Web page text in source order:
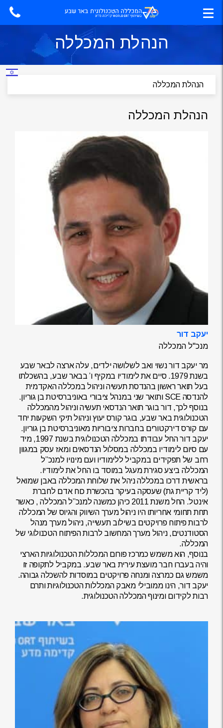
הנהלת המכללה
הנהלת המכללה
יעקב דור
מנכ"ל המכללה
מר יעקב דור נשוי ואב לשלושה ילדים, עלה ארצה לבאר שבע
בשנת 1979. סיים את לימודיו במקיף ו’ בבאר שבע, בהשכלתו
בעל תואר ראשון בהנדסת תעשיה וניהול במכללה האקדמית
להנדסה SCE ותואר שני במנהל ציבורי באוניברסיטת בן גוריון.
בנוסף לכך, דור בוגר תואר הנדסאי תעשיה וניהול מהמכללה
הטכנולוגית באר שבע, בוגר קורס יעוץ וניהול תיקי השקעות יחד
עם קורס דירקטורים בחברות ציבוריות מאוניברסיטת בן גוריון.
יעקב דור החל עבודתו במכללה הטכנולוגית בשנת 1997, מיד
עם סיום לימודיו במכללה במסלול הנדסאים ומאז עסק במגוון
רחב של תפקידים במקביל ללימודיו ועם מינויו למנכ”ל
המכללה ביצע סגירת מעגל במוסד בו החל את לימודיו.
בראשית דרכו במכללה ניהל את שלוחת המכללה באבן שמואל
(ליד קריית גת) שעסקה בעיקר בהכשרת כוח אדם לחברת
אינטל. החל משנת 2011 כיהן כמשנה למנכ”ל המכללה , כאשר
תחת תחומי אחריותו היו ניהול מערך השיווק והגיוס של המכללה
לרבות פיתוח פרויקטים בשילוב תעשייה, ניהול מערך מנהל
הסטודנטים, ניהול מערך המחשוב לרבות הפיתוח הטכנולוגי של
המכללה.
בנוסף, הוא משמש כמרכז פורום המכללות הטכנולוגיות הארצי
והיה בעברו חבר מועצת עירית באר שבע. במקביל לתקופה זו
משמש גם כמרצה ומנחה פרויקטים במוסדות להשכלה גבוהה.
יעקב דור, הינו ממובילי מאבק המכללות הטכנולוגיות ותרם
רבות לקידום ומינוף המכללה הטכנולוגית.